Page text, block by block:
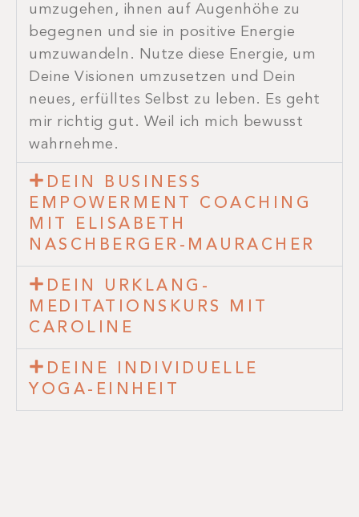
umzugehen, ihnen auf Augenhöhe zu
begegnen und sie in positive Energie
umzuwandeln. Nutze diese Energie, um
Deine Visionen umzusetzen und Dein
neues, erfülltes Selbst zu leben. Es geht
mir richtig gut. Weil ich mich bewusst
wahrnehme.
DEIN BUSINESS
EMPOWERMENT COACHING
MIT ELISABETH
NASCHBERGER-MAURACHER
DEIN URKLANG-
MEDITATIONSKURS MIT
CAROLINE
DEINE INDIVIDUELLE
YOGA-EINHEIT